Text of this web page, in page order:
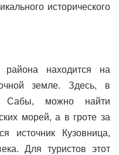
исторического
находится на
земле. Здесь, в
Сабы, можно найти
морей, а в гроте за
источник Кузовница,
Для туристов этот